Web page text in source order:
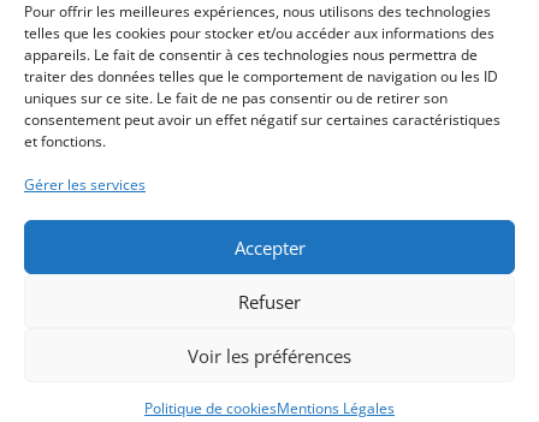
Pour offrir les meilleures expériences, nous utilisons des technologies
telles que les cookies pour stocker et/ou accéder aux informations des
appareils. Le fait de consentir à ces technologies nous permettra de
traiter des données telles que le comportement de navigation ou les ID
uniques sur ce site. Le fait de ne pas consentir ou de retirer son
consentement peut avoir un effet négatif sur certaines caractéristiques
et fonctions.
Gérer les services
Accepter
Refuser
Voir les préférences
Politique de cookiesMentions Légales